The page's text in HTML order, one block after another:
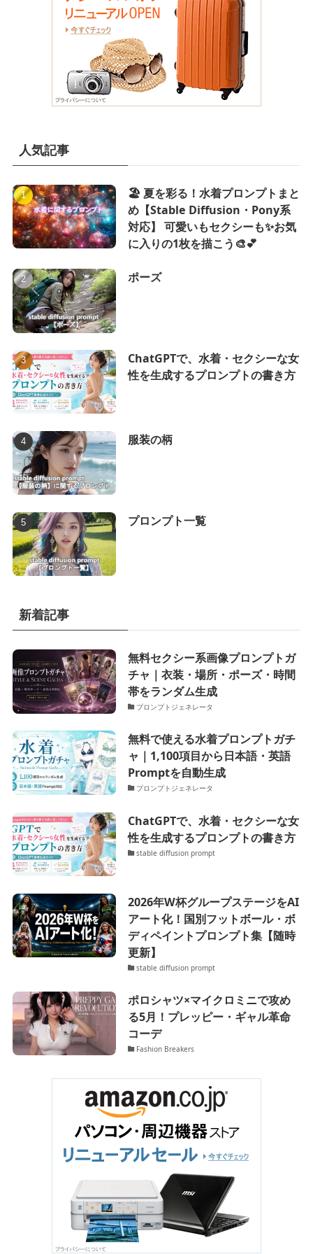
人気記事
🏖️ 夏を彩る！水着プロンプトまと
め【Stable Diffusion・Pony系
対応】 可愛いもセクシーも✨お気
に入りの1枚を描こう🎨💕
ポーズ
ChatGPTで、水着・セクシーな女
性を生成するプロンプトの書き方
服装の柄
プロンプト一覧
新着記事
無料セクシー系画像プロンプトガ
チャ｜衣装・場所・ポーズ・時間
帯をランダム生成
プロンプトジェネレータ
無料で使える水着プロンプトガチ
ャ｜1,100項目から日本語・英語
Promptを自動生成
プロンプトジェネレータ
ChatGPTで、水着・セクシーな女
性を生成するプロンプトの書き方
stable diffusion prompt
2026年W杯グループステージをAI
アート化！国別フットボール・ボ
ディペイントプロンプト集【随時
更新】
stable diffusion prompt
ポロシャツ×マイクロミニで攻め
る5月！プレッピー・ギャル革命
コーデ
Fashion Breakers